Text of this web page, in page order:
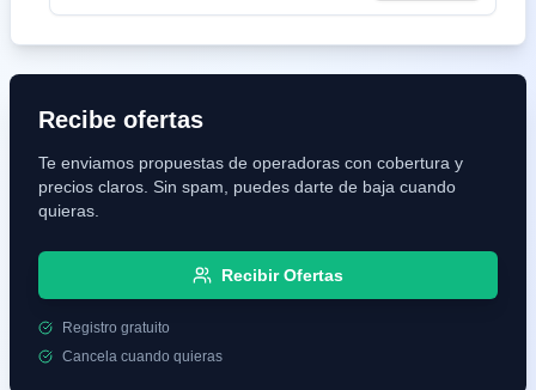
cliente es humana y rapidez en solución de problemas que es
Recibe ofertas
Te enviamos propuestas de operadoras con cobertura y
precios claros. Sin spam, puedes darte de baja cuando
quieras.
Recibir Ofertas
Registro gratuito
Cancela cuando quieras